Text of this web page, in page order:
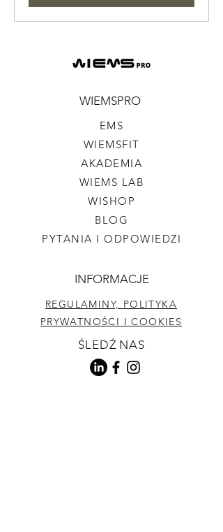
WIEMSPRO
EMS
WIEMSFIT
AKADEMIA
WIEMS LAB
WISHOP
BLOG
PYTANIA I ODPOWIEDZI
INFORMACJE
REGULAMINY, POLITYKA
PRYWATNOŚCI I COOKIES
ŚLEDŹ NAS